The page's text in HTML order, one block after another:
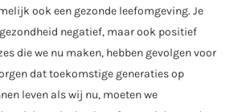
ook een gezonde leefomgeving. Je
negatief, maar ook positief
die we nu maken, hebben gevolgen voor
dat toekomstige generaties op
leven als wij nu, moeten we